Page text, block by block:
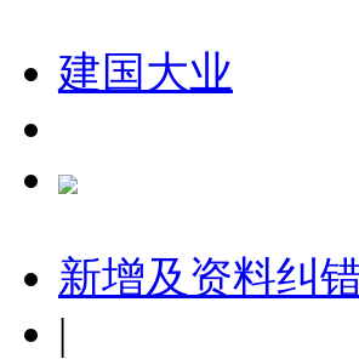
建国大业
新增及资料纠
|